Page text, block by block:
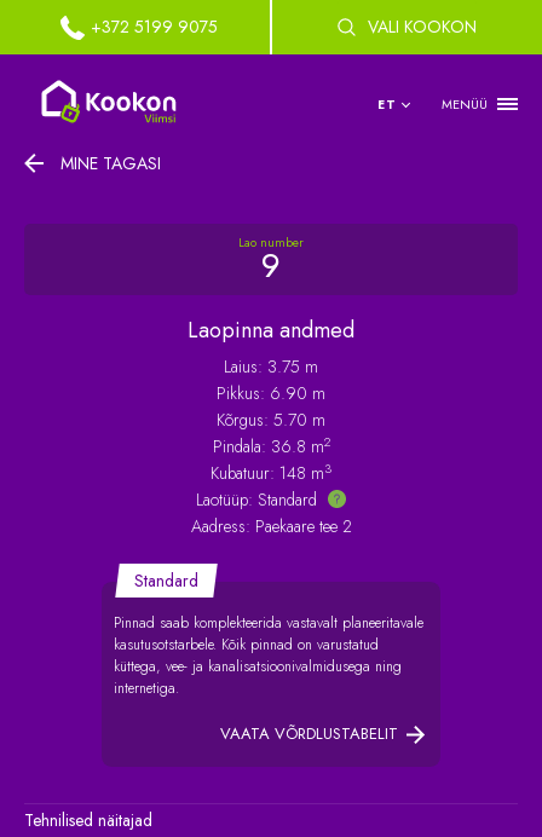
+372 5199 9075 VALI KOOKON
ET
MINE TAGASI
Lao number
9
Laopinna andmed
Laius: 3.75 m
Pikkus: 6.90 m
Kõrgus: 5.70 m
Pindala: 36.8 m2
Kubatuur: 148 m3
Laotüüp: Standard
Aadress: Paekaare tee 2
Standard
Pinnad saab komplekteerida vastavalt planeeritavale
kasutusotstarbele. Kõik pinnad on varustatud
küttega, vee- ja kanalisatsioonivalmidusega ning
internetiga.
VAATA VÕRDLUSTABELIT
Tehnilised näitajad
MENÜÜ